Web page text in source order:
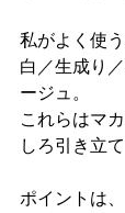
私がよく使う
白／生成り
ージュ。
これらはマ
しろ引き立
ポイントは、